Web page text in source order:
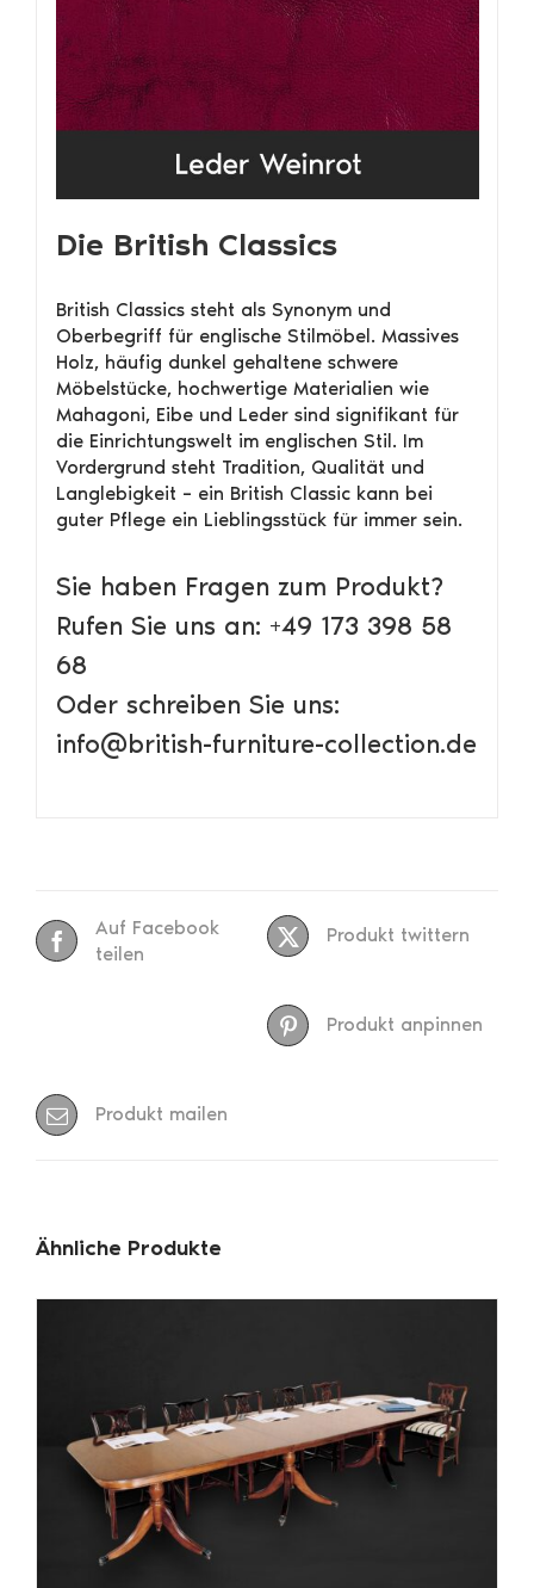
Die British Classics
British Classics steht als Synonym und
Oberbegriff für englische Stilmöbel. Massives
Holz, häufig dunkel gehaltene schwere
Möbelstücke, hochwertige Materialien wie
Mahagoni, Eibe und Leder sind signifikant für
die Einrichtungswelt im englischen Stil. Im
Vordergrund steht Tradition, Qualität und
Langlebigkeit – ein British Classic kann bei
guter Pflege ein Lieblingsstück für immer sein.
Sie haben Fragen zum Produkt?
Rufen Sie uns an: +49 173 398 58
68
Oder schreiben Sie uns:
info@british-furniture-collection.de
Auf Facebook
teilen
Produkt twittern
Produkt anpinnen
Produkt mailen
Ähnliche Produkte